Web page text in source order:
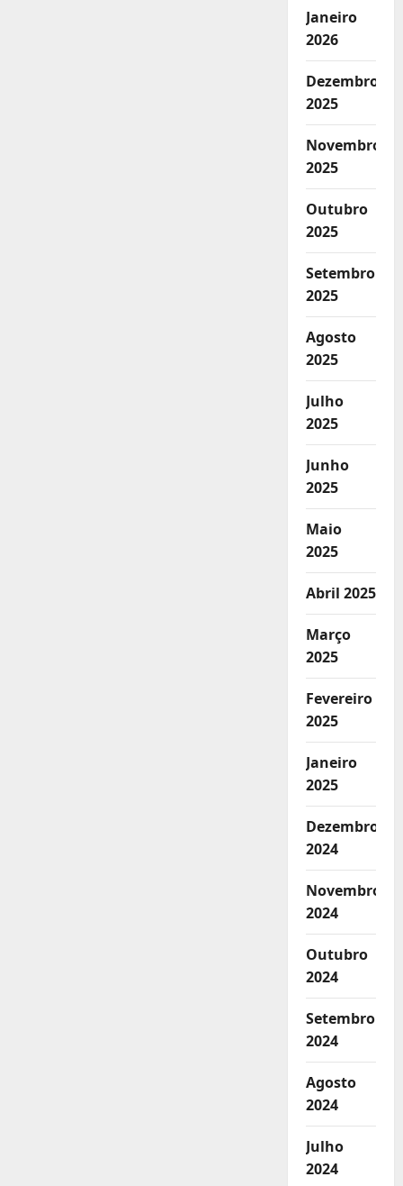
Janeiro
2026
Dezembro
2025
Novembro
2025
Outubro
2025
Setembro
2025
Agosto
2025
Julho
2025
Junho
2025
Maio
2025
Abril 2025
Março
2025
Fevereiro
2025
Janeiro
2025
Dezembro
2024
Novembro
2024
Outubro
2024
Setembro
2024
Agosto
2024
Julho
2024